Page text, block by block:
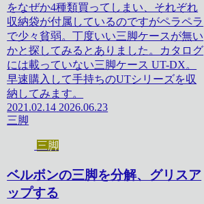
をなぜか4種類買ってしまい、それぞれ
収納袋が付属しているのですがペラペラ
で少々貧弱。丁度いい三脚ケースが無い
かと探してみるとありました。カタログ
には載っていない三脚ケース UT-DX。
早速購入して手持ちのUTシリーズを収
納してみます。
2021.02.14 2026.06.23
三脚
三脚
ベルボンの三脚を分解、グリスア
ップする